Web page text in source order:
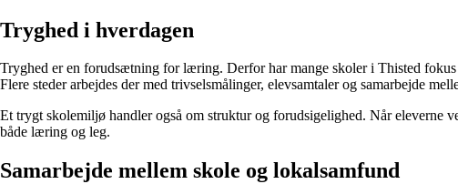
Tryghed i hverdagen
Tryghed er en forudsætning for læring. Derfor har mange skoler i Thisted
Flere steder arbejdes der med trivselsmålinger, elevsamtaler og samarbejde
Et trygt skolemiljø handler også om struktur og forudsigelighed. Når eleverne
både læring og leg.
Samarbejde mellem skole og lokalsamfund